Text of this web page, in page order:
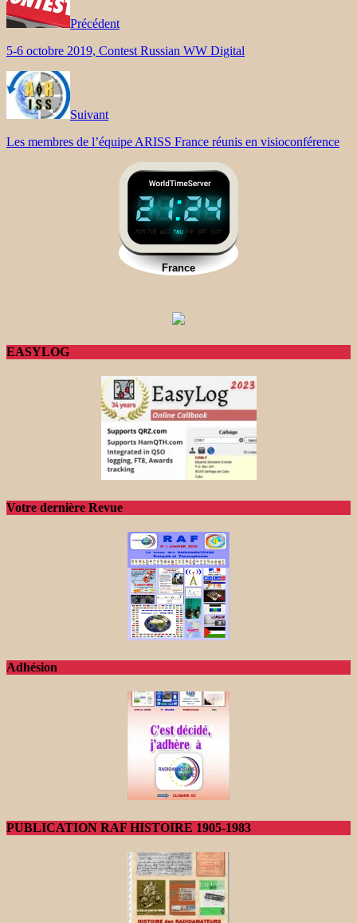
Précédent
5-6 octobre 2019, Contest Russian WW Digital
Suivant
Les membres de l’équipe ARISS France réunis en visioconférence
EASYLOG
Votre dernière Revue
Adhésion
PUBLICATION RAF HISTOIRE 1905-1983